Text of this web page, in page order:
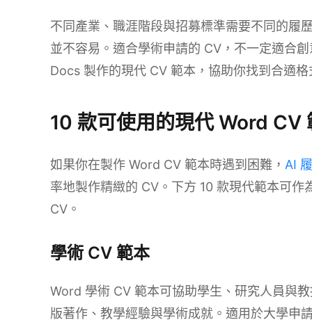
不同產業、職涯階段與招募標準需要不同的履
並不容易。適合學術申請的 CV，不一定適合
Docs 製作的現代 CV 範本，協助你找到合適
10 款可使用的現代 Word CV
如果你在製作 Word CV 範本時遇到困難， AI
率地製作精緻的 CV。下方 10 款現代範本可
CV。
學術 CV 範本
Word 學術 CV 範本可協助學生、研究人員與
版著作、教學經驗與學術成就。適用於大學申